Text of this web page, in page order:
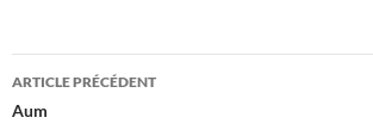
Navigation
des
ARTICLE PRÉCÉDENT
Aum